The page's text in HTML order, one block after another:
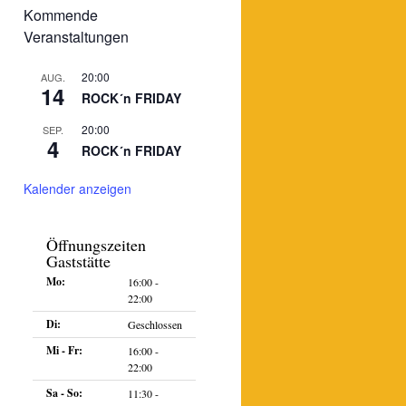
Kommende
Veranstaltungen
AUG.
14
20:00
ROCK´n FRIDAY
SEP.
4
20:00
ROCK´n FRIDAY
Kalender anzeigen
Öffnungszeiten
Gaststätte
Mo:
16:00 -
22:00
Di: Geschlossen
Mi - Fr:
16:00 -
22:00
Sa - So:
11:30 -